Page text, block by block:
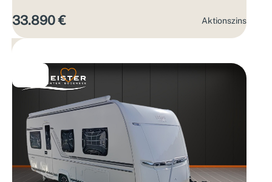
33.890 € Aktions­zins